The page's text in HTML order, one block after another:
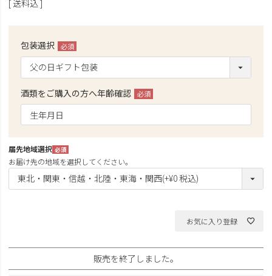
送料込
包装選択
(必
須)
酒類をご購入の方へ年齢確認
(必
届先地域選択
(必
須)
お届け先の地域を選択してください。
お気に入り登録
販売を終了しました。